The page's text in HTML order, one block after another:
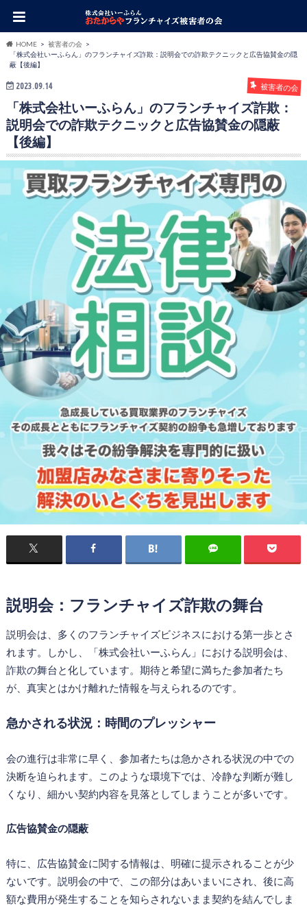
HOME
被害者の会
「株式会社いーふらん」のフランチャイズ詐欺：説明会での詐欺テクニックと広告協賛金の隠
蔽【後編】
2023.09.14 被害者の会
「株式会社いーふらん」のフランチャイズ詐欺：
説明会での詐欺テクニックと広告協賛金の隠蔽
【後編】
説明会：フランチャイズ詐欺の舞台
説明会は、多くのフランチャイズビジネスにおける第一歩とさ
れます。しかし、「株式会社いーふらん」における説明会は、
詐欺の舞台と化しています。期待と希望に満ちた参加者たち
が、真実とはかけ離れた情報を与えられるのです。
急かされる状況：時間のプレッシャー
会の進行は非常に早く、参加者たちは急かされる状況の中での
決断を迫られます。このような環境下では、冷静な判断が難し
くなり、細かい契約内容を見落としてしまうことが多いです。
広告協賛金の隠蔽
特に、広告協賛金に関する情報は、明確に提示されることが少
ないです。説明会の中で、この部分はあいまいにされ、後に高
額な費用が発生することを知らされないまま契約を結んでしま